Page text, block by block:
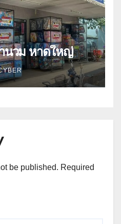
านวม หาดใหญ่
be published. Required